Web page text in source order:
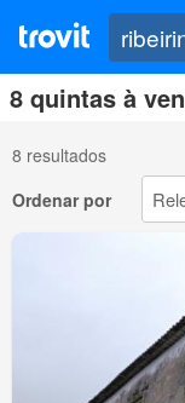
8 quintas à
8 resultados
Ordenar por